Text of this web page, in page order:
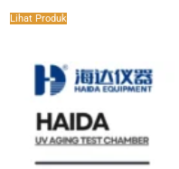
Lihat Produk